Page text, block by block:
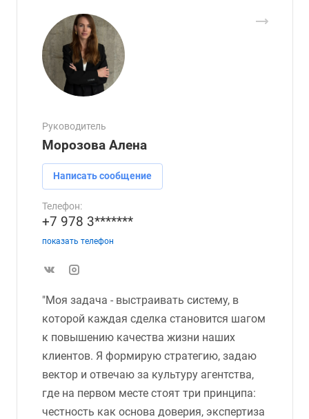
Руководитель
Морозова Алена
Написать сообщение
Телефон:
+7 978 3*******
показать телефон
"Моя задача - выстраивать систему, в
которой каждая сделка становится шагом
к повышению качества жизни наших
клиентов. Я формирую стратегию, задаю
вектор и отвечаю за культуру агентства,
где на первом месте стоят три принципа:
честность как основа доверия, экспертиза